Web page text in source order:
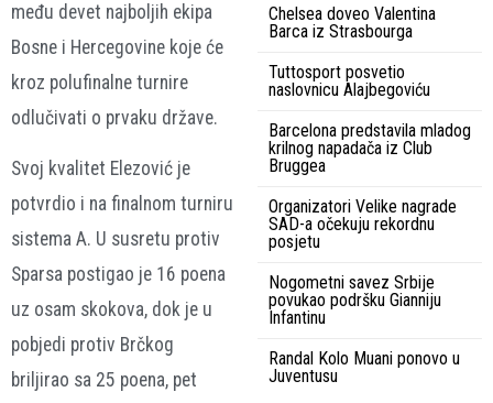
među devet najboljih ekipa
Bosne i Hercegovine koje će
kroz polufinalne turnire
odlučivati o prvaku države.
Svoj kvalitet Elezović je
potvrdio i na finalnom turniru
sistema A. U susretu protiv
Sparsa postigao je 16 poena
uz osam skokova, dok je u
pobjedi protiv Brčkog
briljirao sa 25 poena, pet
Chelsea doveo Valentina
Barca iz Strasbourga
Tuttosport posvetio
naslovnicu Alajbegoviću
Barcelona predstavila mladog
krilnog napadača iz Club
Bruggea
Organizatori Velike nagrade
SAD-a očekuju rekordnu
posjetu
Nogometni savez Srbije
povukao podršku Gianniju
Infantinu
Randal Kolo Muani ponovo u
Juventusu